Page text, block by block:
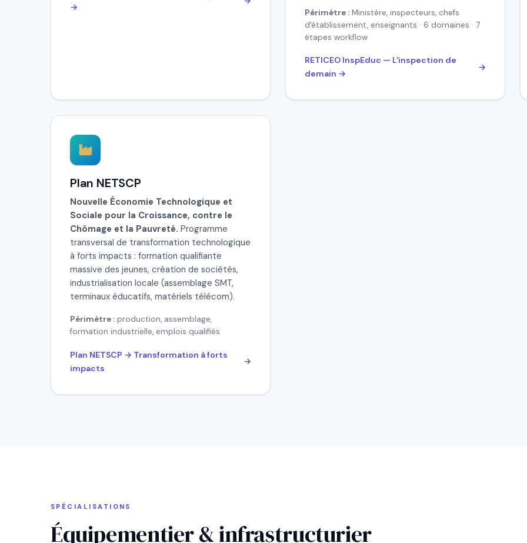
→
Périmètre : Ministère, inspecteurs, chefs
d'établissement, enseignants · 6 domaines · 7
étapes workflow
RETICEO InspEduc — L'inspection de
demain →
Plan NETSCP
Nouvelle Économie Technologique et
Sociale pour la Croissance, contre le
Chômage et la Pauvreté. Programme
transversal de transformation technologique
à forts impacts : formation qualifiante
massive des jeunes, création de sociétés,
industrialisation locale (assemblage SMT,
terminaux éducatifs, matériels télécom).
Périmètre : production, assemblage,
formation industrielle, emplois qualifiés
Plan NETSCP → Transformation à forts
impacts
SPÉCIALISATIONS
Équipementier & infrastructurier